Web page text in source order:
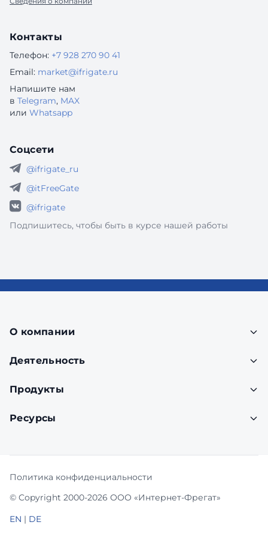
Контакты
Телефон: +7 928 270 90 41
Email: market@ifrigate.ru
Напишите нам
в Telegram, MAX
или Whatsapp
Соцсети
@ifrigate_ru
@itFreeGate
@ifrigate
Подпишитесь, чтобы быть в курсе нашей работы
О компании
Деятельность
Продукты
Ресурсы
© Copyright 2000-2026 ООО «Интернет-Фрегат»
EN | DE
Политика конфиденциальности